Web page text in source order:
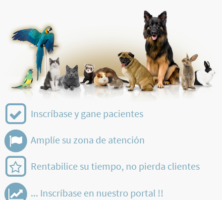
Inscríbase y gane pacientes
Amplíe su zona de atención
Rentabilice su tiempo, no pierda clientes
... Inscríbase en nuestro portal !!